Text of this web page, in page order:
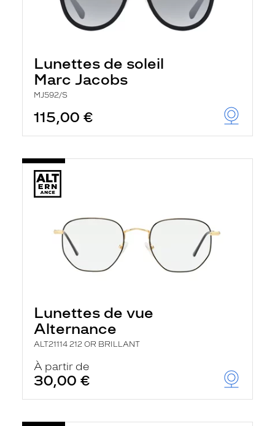
Lunettes de soleil
Marc Jacobs
MJ592/S
115,00 €
Lunettes de vue
Alternance
ALT21114 212 OR BRILLANT
À partir de
30,00 €